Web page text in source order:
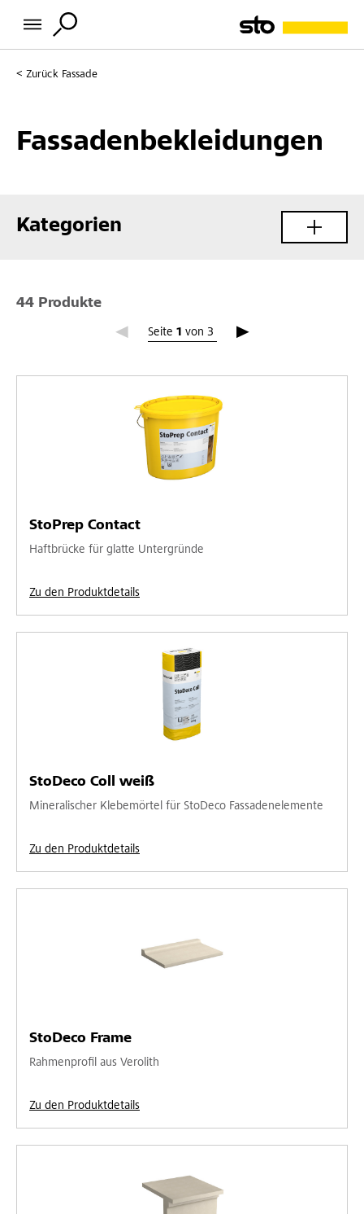
Zurück Fassade
Fassadenbekleidungen
Kategorien
44 Produkte
Seite 1 von 3
Seite 1
StoPrep Contact
Haftbrücke für glatte Untergründe
Zu den Produktdetails
StoDeco Coll weiß
Mineralischer Klebemörtel für StoDeco Fassadenelemente
Zu den Produktdetails
StoDeco Frame
Rahmenprofil aus Verolith
Zu den Produktdetails